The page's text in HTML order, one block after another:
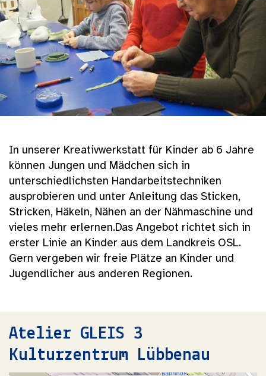
In unserer Kreativwerkstatt für Kinder ab 6 Jahre
können Jungen und Mädchen sich in
unterschiedlichsten Handarbeitstechniken
ausprobieren und unter Anleitung das Sticken,
Stricken, Häkeln, Nähen an der Nähmaschine und
vieles mehr erlernen.Das Angebot richtet sich in
erster Linie an Kinder aus dem Landkreis OSL.
Gern vergeben wir freie Plätze an Kinder und
Jugendlicher aus anderen Regionen.
Atelier GLEIS 3
Kulturzentrum Lübbenau